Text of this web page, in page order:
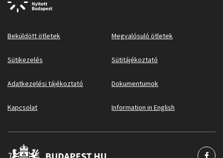
Beküldött ötletek Megvalósuló ötletek
Sütikezelés Sütitájékoztató
Adatkezelési tájékoztató Dokumentumok
Kapcsolat Information in English